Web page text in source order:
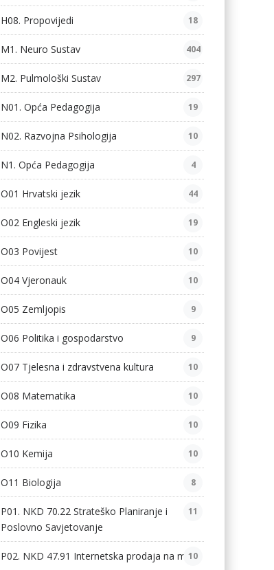
H08. Propovijedi 18
M1. Neuro Sustav 404
M2. Pulmološki Sustav 297
N01. Opća Pedagogija 19
N02. Razvojna Psihologija 10
N1. Opća Pedagogija 4
O01 Hrvatski jezik 44
O02 Engleski jezik 19
O03 Povijest 10
O04 Vjeronauk 10
O05 Zemljopis 9
O06 Politika i gospodarstvo 9
O07 Tjelesna i zdravstvena kultura 10
O08 Matematika 10
O09 Fizika 10
O10 Kemija 10
O11 Biologija 8
P01. NKD 70.22 Strateško Planiranje i
Poslovno Savjetovanje
11
P02. NKD 47.91 Internetska prodaja na malo
10